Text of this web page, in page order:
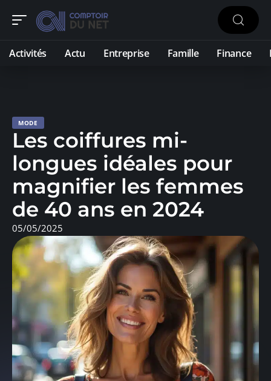
Activités Actu Entreprise Famille Finance
MODE
Les coiffures mi-
longues idéales pour
magnifier les femmes
de 40 ans en 2024
05/05/2025